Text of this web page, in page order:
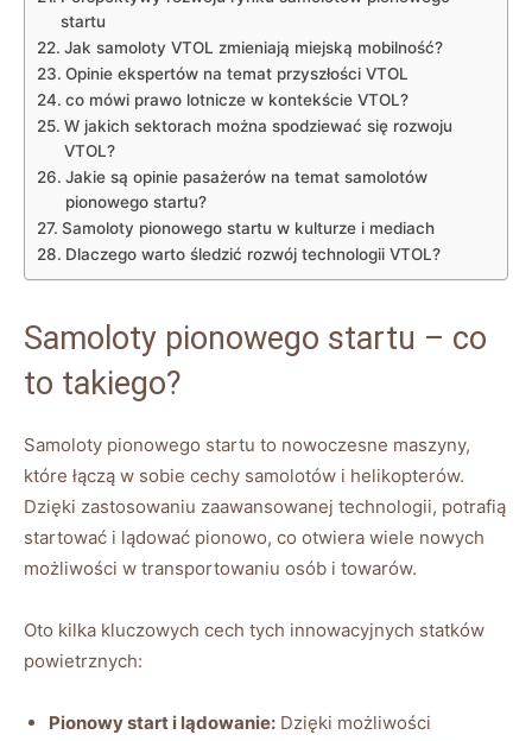
startu
Jak samoloty VTOL zmieniają miejską mobilność?
Opinie⁤ ekspertów na ‍temat przyszłości VTOL
co mówi prawo ⁤lotnicze ​w kontekście VTOL?
W​ jakich sektorach można ⁢spodziewać‌ się rozwoju
VTOL?
Jakie są opinie pasażerów na temat samolotów
pionowego startu?
Samoloty pionowego startu w‌ kulturze i mediach
Dlaczego warto ⁢śledzić rozwój technologii⁣ VTOL?
Samoloty pionowego startu – co
⁤to takiego?
Samoloty​ pionowego startu ​to nowoczesne maszyny,
które łączą w sobie ‌cechy samolotów i helikopterów.
Dzięki zastosowaniu zaawansowanej technologii, potrafią‌
startować i ⁢lądować⁤ pionowo, co otwiera wiele nowych
możliwości ⁣w transportowaniu osób i towarów.
Oto kilka ⁢kluczowych cech ​tych innowacyjnych statków
powietrznych:
Pionowy start i‌ lądowanie: Dzięki możliwości